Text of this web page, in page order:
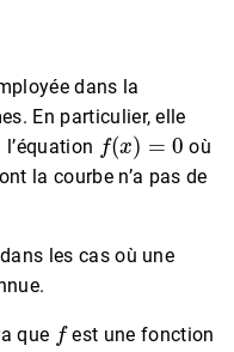
dans la
En particulier, elle
f(x)=0
où
la courbe n’a pas de
les cas où une
que
f
est une fonction